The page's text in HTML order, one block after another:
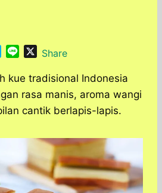
y
p
e
n
e
XShare
kue tradisional Indonesia
rasa manis, aroma wangi
cantik berlapis-lapis.